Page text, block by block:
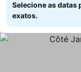
Selecione as datas
exatos.